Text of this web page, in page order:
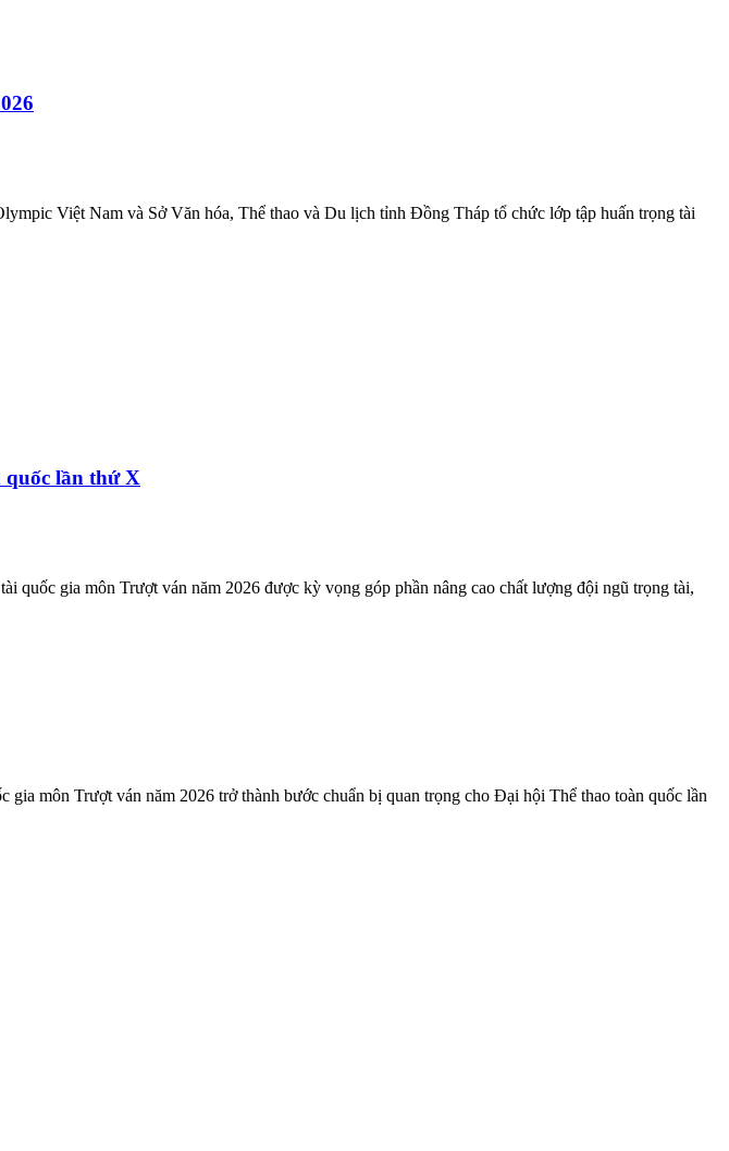
Việt Nam và Sở Văn hóa, Thể thao và Du lịch tỉnh Đồng Tháp tổ chức lớp tập huấn trọng tài
lần thứ X
quốc gia môn Trượt ván năm 2026 được kỳ vọng góp phần nâng cao chất lượng đội ngũ trọng tài,
môn Trượt ván năm 2026 trở thành bước chuẩn bị quan trọng cho Đại hội Thể thao toàn quốc lần